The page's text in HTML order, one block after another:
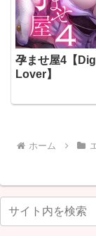
孕ませ屋4【
Lover】
ホーム